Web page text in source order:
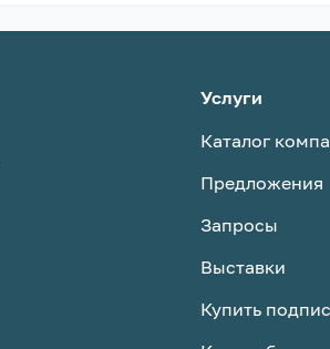
Услуги
Каталог
Предложения
Запросы
Выставки
Купить